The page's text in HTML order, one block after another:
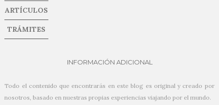
ARTÍCULOS
TRÁMITES
INFORMACIÓN ADICIONAL
Todo el contenido que encontrarás en este blog es original y creado por
nosotros, basado en nuestras propias experiencias viajando por el mundo.